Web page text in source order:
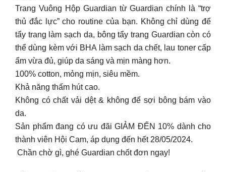
Trang Vuông Hộp Guardian từ Guardian chính là “trợ
thủ đắc lực” cho routine của bạn. Không chỉ dùng để
tẩy trang làm sạch da, bông tẩy trang Guardian còn có
thể dùng kèm với BHA làm sạch da chết, lau toner cấp
ẩm vừa đủ, giúp da sáng và mịn màng hơn.
100% cotton, mỏng mịn, siêu mềm.
Khả năng thấm hút cao.
Không có chất vải dệt & không để sợi bông bám vào
da.
Sản phẩm đang có ưu đãi GIẢM ĐẾN 10% dành cho
thành viên Hội Cam, áp dụng đến hết 28/05/2024.
️ Chần chờ gì, ghé Guardian chốt đơn ngay!